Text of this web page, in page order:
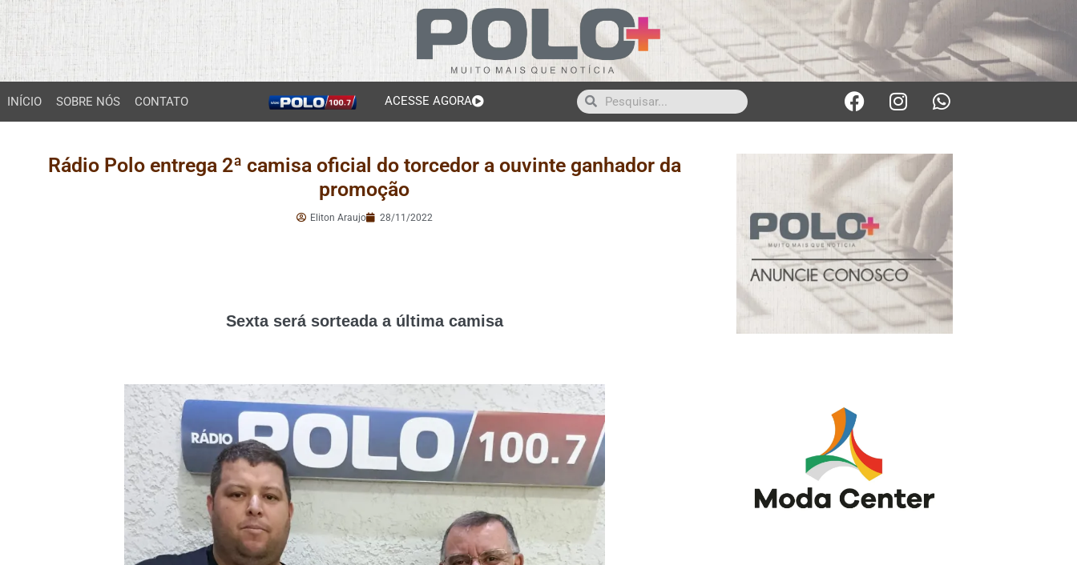
INÍCIO SOBRE NÓS CONTATO ACESSE AGORA
Rádio Polo entrega 2ª camisa oficial do torcedor a ouvinte ganhador da
promoção
Eliton Araujo 28/11/2022
Sexta será sorteada a última camisa